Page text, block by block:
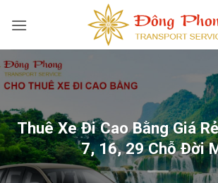
Thuê Xe Đi Cao Bằng Giá
7, 16, 29 Chỗ Đời